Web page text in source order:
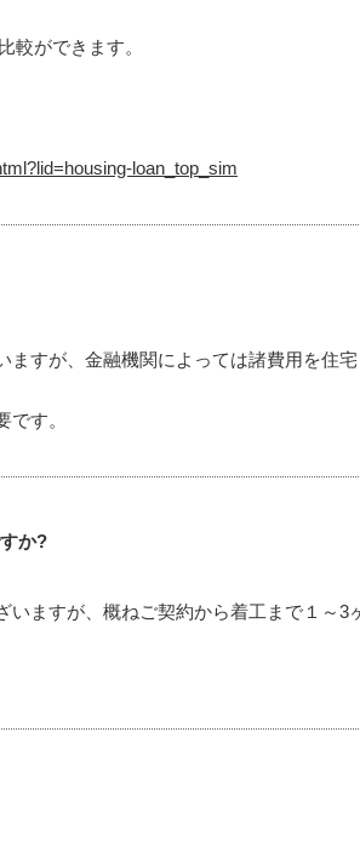
較ができます。
loan_top_sim
すが、金融機関によっては諸費用を住
す。
か?
ますが、概ねご契約から着工まで１～3